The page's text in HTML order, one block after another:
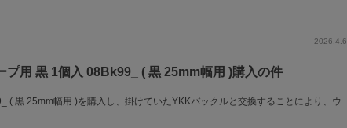
2026.4.6
用 黒 1個入 08Bk99_ ( 黒 25mm幅用 )購入の件
黒 25mm幅用 )を購入し、掛けていたYKKバックルと交換することにより、ウ